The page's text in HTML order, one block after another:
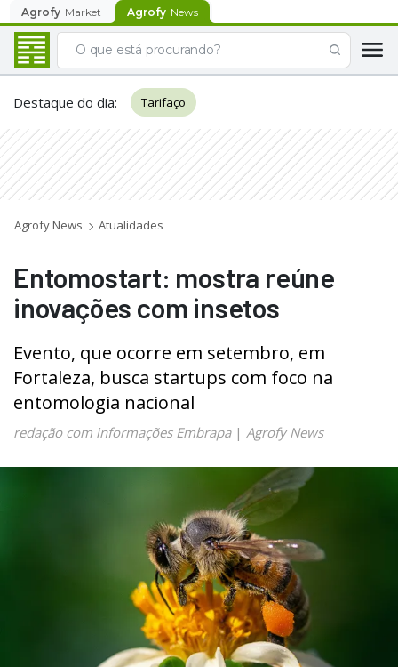
Agrofy Market Agrofy News
Destaque do dia: Tarifaço
Agrofy News Atualidades
Entomostart: mostra reúne
inovações com insetos
Evento, que ocorre em setembro, em
Fortaleza, busca startups com foco na
entomologia nacional
redação com informações Embrapa| Agrofy News